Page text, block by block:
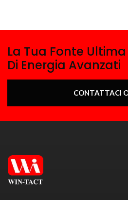
La Tua Fonte
Di Energia Avanzati
CONTATTACI